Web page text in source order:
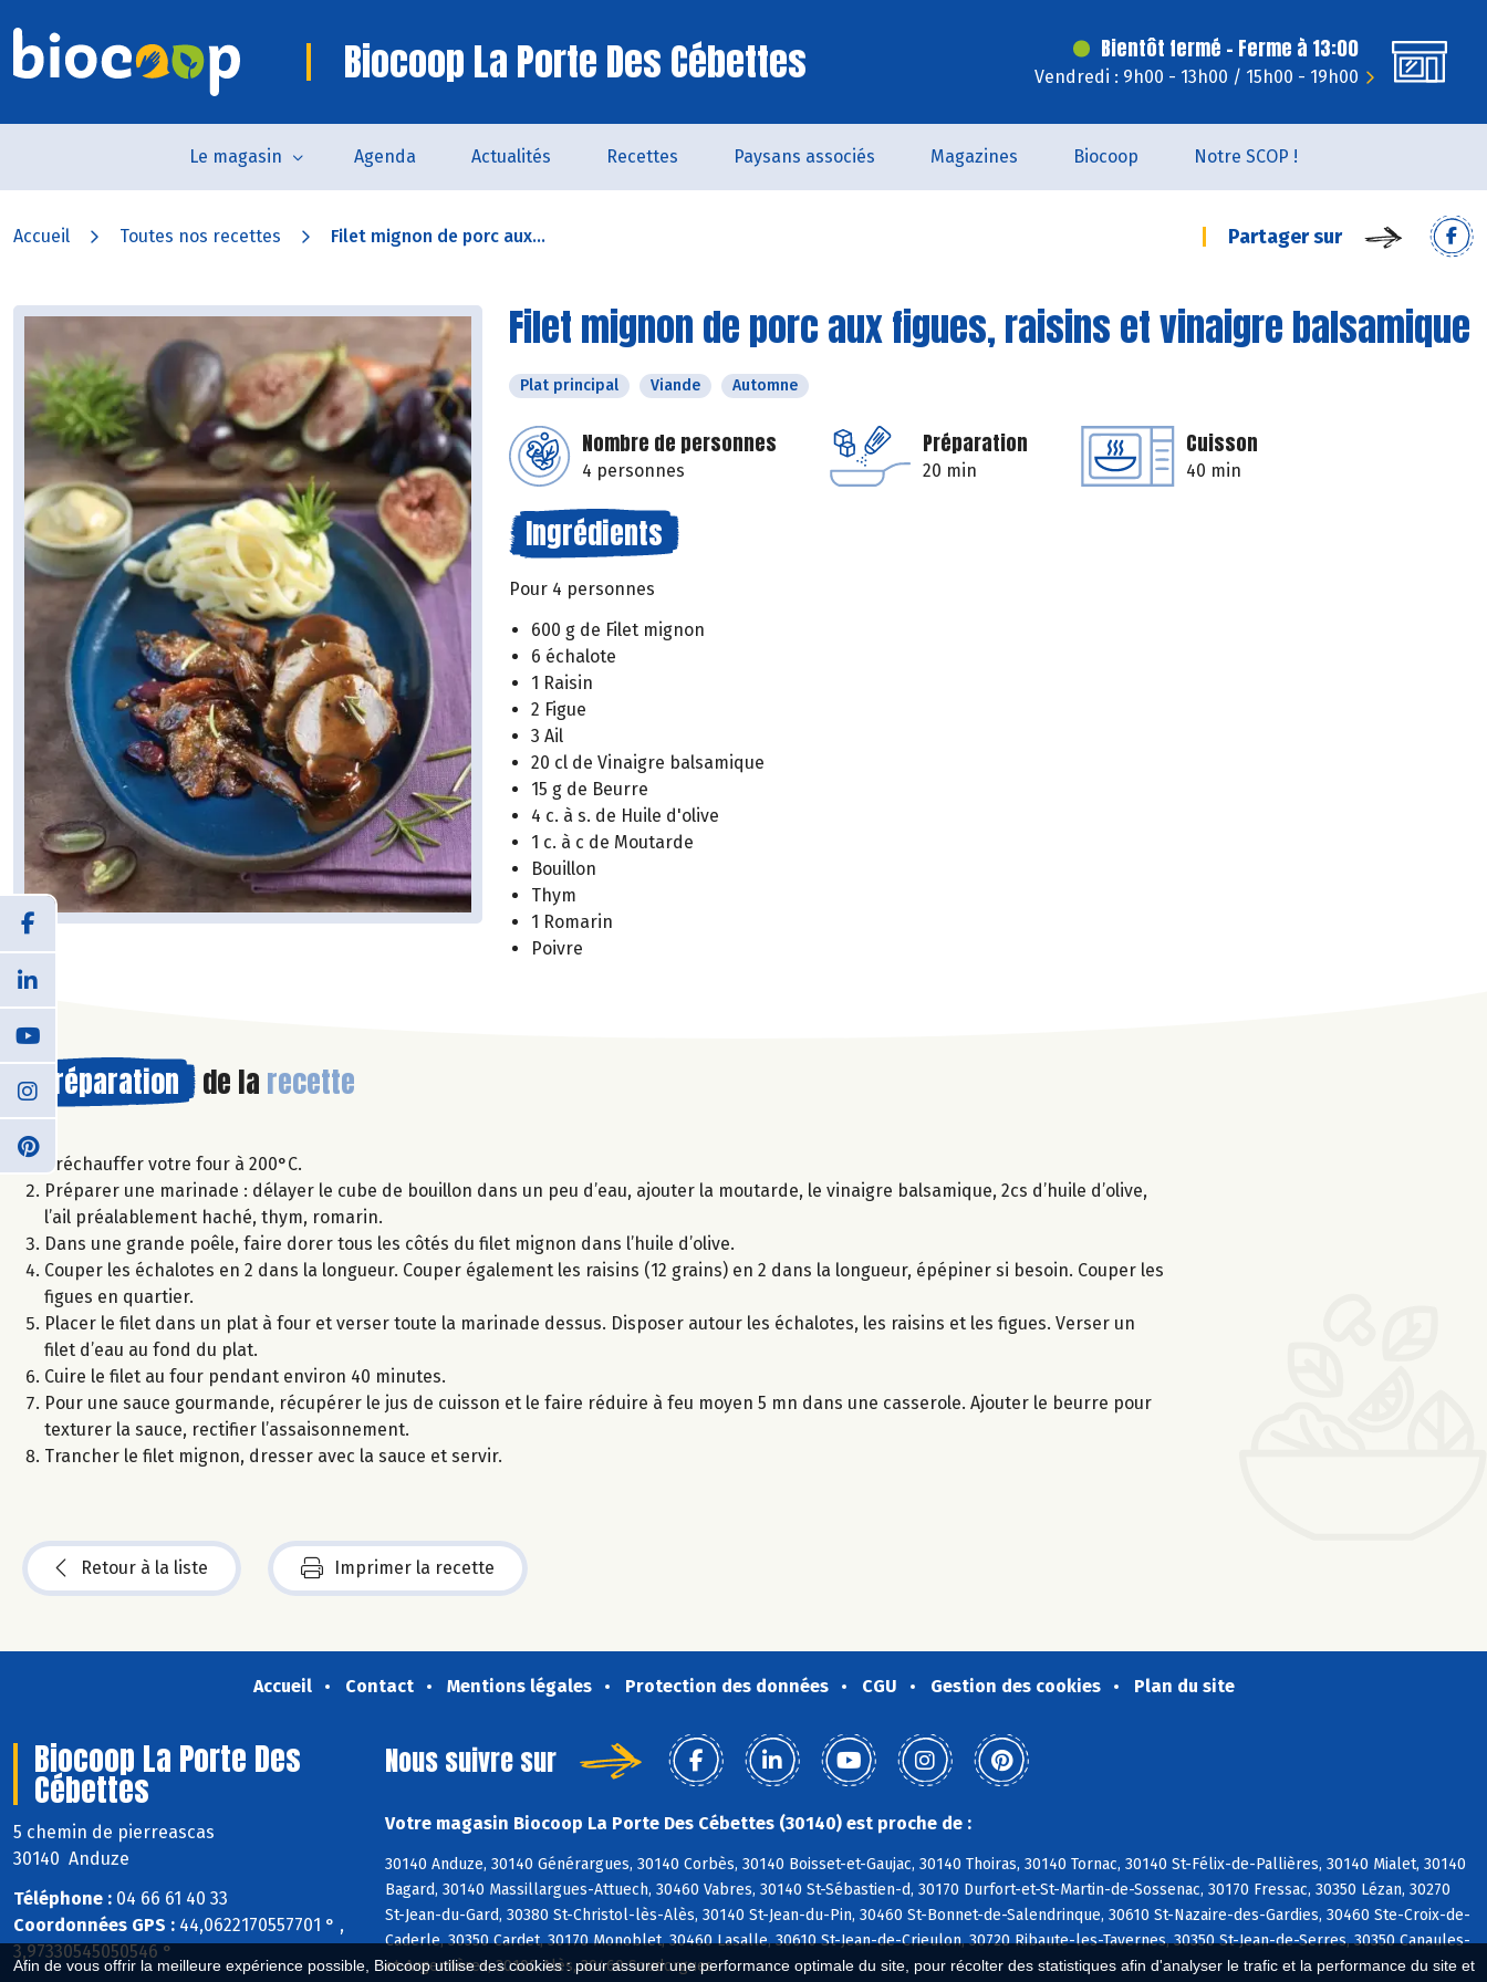
Afin de vous offrir la meilleure expérience possible, Biocoop utilise des cookies : pour assurer une performance optimale du site, pour récolter des statistiques afin d'analyser le trafic et la performance du site et
Biocoop La Porte Des Cébettes Bientôt fermé - Ferme à 13:00
Vendredi : 9h00 - 13h00 / 15h00 - 19h00
Le magasin Agenda Actualités Recettes Paysans associés Magazines Biocoop Notre SCOP !
Accueil Toutes nos recettes Filet mignon de porc aux... Partager sur
Filet mignon de porc aux figues, raisins et vinaigre balsamique
Plat principal Viande Automne
Nombre de personnes
4 personnes
Préparation
20 min
Cuisson
40 min
Ingrédients
Pour 4 personnes
600 g de Filet mignon
6 échalote
1 Raisin
2 Figue
3 Ail
20 cl de Vinaigre balsamique
15 g de Beurre
4 c. à s. de Huile d'olive
1 c. à c de Moutarde
Bouillon
Thym
1 Romarin
Poivre
Préparation de la recette
Préchauffer votre four à 200°C.
Préparer une marinade : délayer le cube de bouillon dans un peu d’eau, ajouter la moutarde, le vinaigre balsamique, 2cs d’huile d’olive,
l’ail préalablement haché, thym, romarin.
Dans une grande poêle, faire dorer tous les côtés du filet mignon dans l’huile d’olive.
Couper les échalotes en 2 dans la longueur. Couper également les raisins (12 grains) en 2 dans la longueur, épépiner si besoin. Couper les
figues en quartier.
Placer le filet dans un plat à four et verser toute la marinade dessus. Disposer autour les échalotes, les raisins et les figues. Verser un
filet d’eau au fond du plat.
Cuire le filet au four pendant environ 40 minutes.
Pour une sauce gourmande, récupérer le jus de cuisson et le faire réduire à feu moyen 5 mn dans une casserole. Ajouter le beurre pour
texturer la sauce, rectifier l’assaisonnement.
Trancher le filet mignon, dresser avec la sauce et servir.
Retour à la liste Imprimer la recette
Accueil Contact Mentions légales Protection des données CGU Gestion des cookies Plan du site
Biocoop La Porte Des
Cébettes
5 chemin de pierreascas
30140 Anduze
Téléphone : 04 66 61 40 33
Coordonnées GPS : 44,0622170557701 ° ,
3,97330545050546 °
Nous suivre sur
Votre magasin Biocoop La Porte Des Cébettes (30140) est proche de :
30140 Anduze, 30140 Générargues, 30140 Corbès, 30140 Boisset-et-Gaujac, 30140 Thoiras, 30140 Tornac, 30140 St-Félix-de-Pallières, 30140 Mialet, 30140
Bagard, 30140 Massillargues-Attuech, 30460 Vabres, 30140 St-Sébastien-d, 30170 Durfort-et-St-Martin-de-Sossenac, 30170 Fressac, 30350 Lézan, 30270
St-Jean-du-Gard, 30380 St-Christol-lès-Alès, 30140 St-Jean-du-Pin, 30460 St-Bonnet-de-Salendrinque, 30610 St-Nazaire-des-Gardies, 30460 Ste-Croix-de-
Caderle, 30350 Cardet, 30170 Monoblet, 30460 Lasalle, 30610 St-Jean-de-Crieulon, 30720 Ribaute-les-Tavernes, 30350 St-Jean-de-Serres, 30350 Canaules-
et-Argentières, 30100 Alès, 30460 Soudorgues